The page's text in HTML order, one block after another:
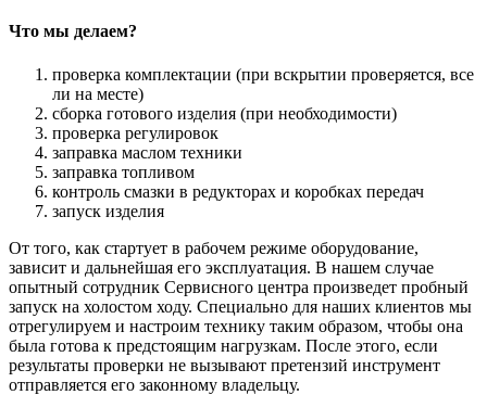
Что мы делаем?
проверка комплектации (при вскрытии проверяется, все
ли на месте)
сборка готового изделия (при необходимости)
проверка регулировок
заправка маслом техники
заправка топливом
контроль смазки в редукторах и коробках передач
запуск изделия
От того, как стартует в рабочем режиме оборудование,
зависит и дальнейшая его эксплуатация. В нашем случае
опытный сотрудник Сервисного центра произведет пробный
запуск на холостом ходу. Специально для наших клиентов мы
отрегулируем и настроим технику таким образом, чтобы она
была готова к предстоящим нагрузкам. После этого, если
результаты проверки не вызывают претензий инструмент
отправляется его законному владельцу.